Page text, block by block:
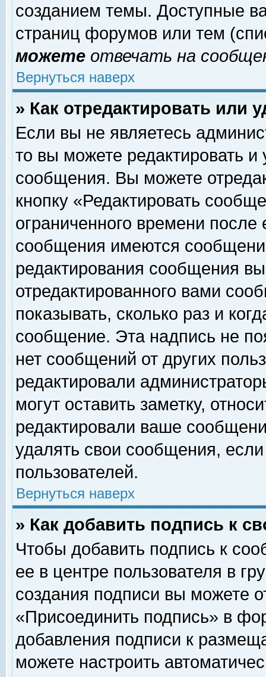
созданием темы. Доступные
страниц форумов или тем
можете отвечать на
Вернуться наверх
» Как отредактировать или
Если вы не являетесь
то вы можете редактировать и
сообщения. Вы можете
кнопку «Редактировать
ограниченного времени
сообщения имеются
редактирования сообщения
отредактированного вами
показывать, сколько раз и
сообщение. Эта надпись не
нет сообщений от других
редактировали
могут оставить заметку,
редактировали ваше
удалять свои сообщения,
пользователей.
Вернуться наверх
» Как добавить подпись к
Чтобы добавить подпись к
ее в центре пользователя в
создания подписи вы можете
«Присоединить подпись» в
добавления подписи к
можете настроить